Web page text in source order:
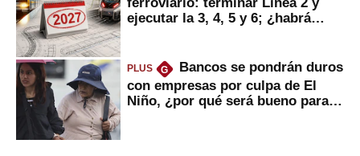
ejecutar la 3, 4, 5 y 6; ¿habrá
PLUS G
Bancos se pondrán duros
con empresas por culpa de El
Niño, ¿por qué será bueno para